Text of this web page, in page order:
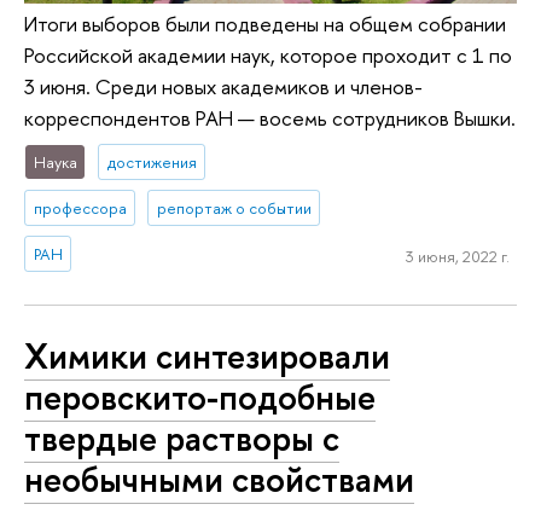
Итоги выборов были подведены на общем собрании
Российской академии наук, которое проходит с 1 по
3 июня. Среди новых академиков и членов-
корреспондентов РАН — восемь сотрудников Вышки.
Наука достижения
профессора репортаж о событии
РАН 3 июня, 2022 г.
Химики синтезировали
перовскито-подобные
твердые растворы с
необычными свойствами